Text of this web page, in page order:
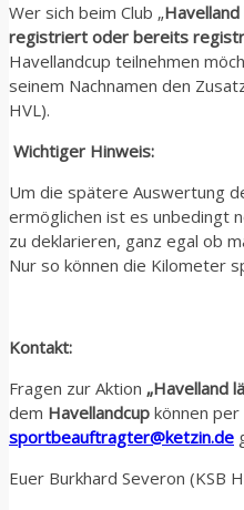
Wer sich beim Club „
registriert oder bereits
Havellandcup teilnehmen
seinem Nachnamen den
HVL).
Wichtiger Hinweis:
Um die spätere Auswertung
ermöglichen ist es unbedingt
zu deklarieren, ganz egal ob
Nur so können die Kilometer
Kontakt:
Fragen zur Aktion „Havelland
dem Havellandcup können per
sportbeauftragter@ketzin.de
Euer Burkhard Severon (KSB